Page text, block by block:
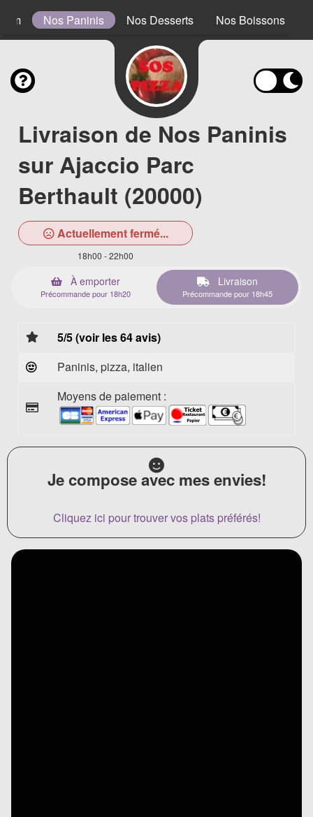
cm Nos Paninis Nos Desserts Nos Boissons
Livraison de Nos Paninis
sur Ajaccio Parc
Berthault (20000)
Actuellement fermé...
18h00 - 22h00
À emporter
Précommande pour 18h20
Livraison
Précommande pour 18h45
5/5 (voir les 64 avis)
Paninis, pizza, italien
Moyens de paiement :
Je compose avec mes envies!
Cliquez ici pour trouver vos plats préférés!